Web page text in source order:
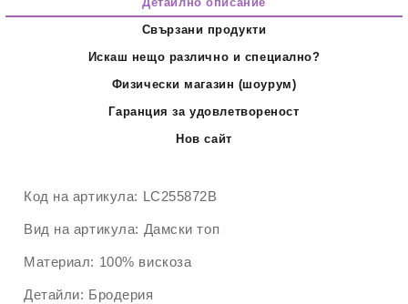
Свързани продукти
Искаш нещо различно и специално?
Физически магазин (шоурум)
Гаранция за удовлетвореност
Нов сайт
Код на артикула: LC255872B
Вид на артикула: Дамски топ
Материал: 100% вискоза
Детайли: Бродерия